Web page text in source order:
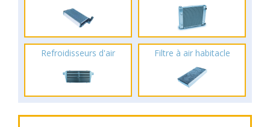
Refroidisseurs d'air Filtre à air habitacle